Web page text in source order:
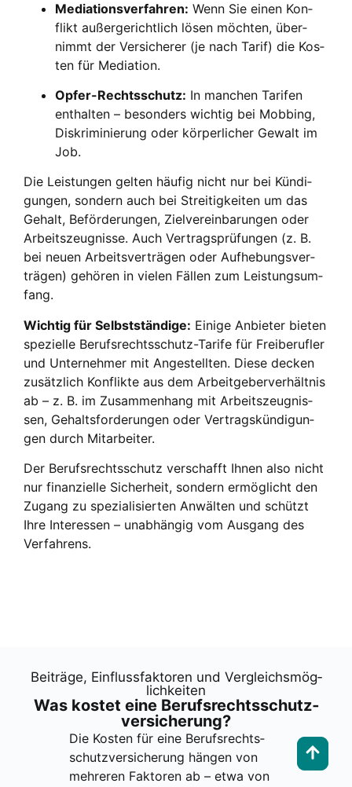
Media­ti­ons­ver­fah­ren: Wenn Sie einen Kon­
flikt außer­ge­richt­lich lösen möch­ten, über­
nimmt der Ver­si­che­rer (je nach Tarif) die Kos­
ten für Media­ti­on.
Opfer-Rechts­schutz: In man­chen Tari­fen
ent­hal­ten – beson­ders wich­tig bei Mob­bing,
Dis­kri­mi­nie­rung oder kör­per­li­cher Gewalt im
Job.
Die Leis­tun­gen gel­ten häu­fig nicht nur bei Kün­di­
gun­gen, son­dern auch bei Strei­tig­kei­ten um das
Gehalt, Beför­de­run­gen, Ziel­ver­ein­ba­run­gen oder
Arbeits­zeug­nis­se. Auch Ver­trags­prü­fun­gen (z. B.
bei neu­en Arbeits­ver­trä­gen oder Auf­he­bungs­ver­
trä­gen) gehö­ren in vie­len Fäl­len zum Leis­tungs­um­
fang.
Wich­tig für Selbst­stän­di­ge: Eini­ge Anbie­ter bie­ten
spe­zi­el­le Berufs­rechts­schutz-Tari­fe für Frei­be­ruf­ler
und Unter­neh­mer mit Ange­stell­ten. Die­se decken
zusätz­lich Kon­flik­te aus dem Arbeit­ge­ber­ver­hält­nis
ab – z. B. im Zusam­men­hang mit Arbeits­zeug­nis­
sen, Gehalts­for­de­run­gen oder Ver­trags­kün­di­gun­
gen durch Mit­ar­bei­ter.
Der Berufs­rechts­schutz ver­schafft Ihnen also nicht
nur finan­zi­el­le Sicher­heit, son­dern ermög­licht den
Zugang zu spe­zia­li­sier­ten Anwäl­ten und schützt
Ihre Inter­es­sen – unab­hän­gig vom Aus­gang des
Ver­fah­rens.
Bei­trä­ge, Ein­fluss­fak­to­ren und Ver­gleichs­mög­
lich­kei­ten
Was kos­tet eine Berufs­rechts­schutz­
ver­si­che­rung?
Die Kos­ten für eine Berufs­rechts­
schutz­ver­si­che­rung hän­gen von
meh­re­ren Fak­to­ren ab – etwa von